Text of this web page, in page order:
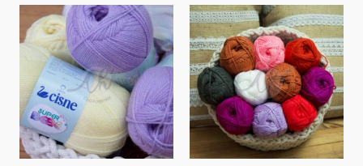
Rango
de
precios:
desde
$0.00
hasta
$16,060.00
Rango
de
precios:
desde
$0.00
hasta
$14,600.00